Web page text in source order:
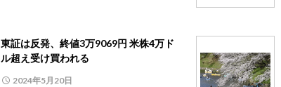
東証は反発、終値3万9069円 米株4万ド
ル超え受け買われる
2024年5月20日